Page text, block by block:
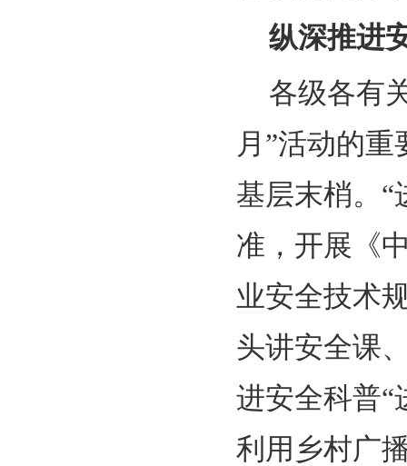
纵深推进
各级各有
月”活动的
基层末梢。“
准，开展《
业安全技术
头讲安全课
进安全科普“
利用乡村广